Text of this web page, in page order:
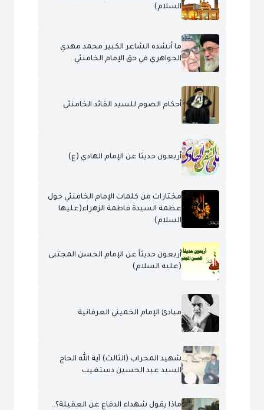
السلام)
ما أنشده الشاعر الكبير محمد مهدي
الجواهري في حق الإمام الخامنئي
أحكام الصوم للسيد القائد الخامنئي
أربعون حديثا عن الإمام الهادي (ع)
مختارات من كلمات الإمام الخامنئي حول
عظمة السيدة فاطمة الزهراء(عليها
السلام)
أربعون حديثاً عن الإمام الحسن المجتبى
(عليه السلام)
مبادئ الإمام الخميني العرفانية
شهيد المحراب (الثالث) آية الله الحاج
السيد عبد الحسين دستغيب
ماذا يقول شهداء الدفاع عن العقيلة؟..